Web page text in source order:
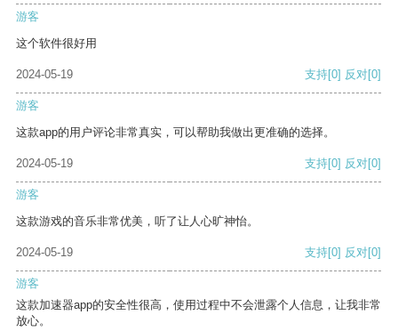
游客
这个软件很好用
2024-05-19 支持[0] 反对[0]
游客
这款app的用户评论非常真实，可以帮助我做出更准确的选择。
2024-05-19 支持[0] 反对[0]
游客
这款游戏的音乐非常优美，听了让人心旷神怡。
2024-05-19 支持[0] 反对[0]
游客
这款加速器app的安全性很高，使用过程中不会泄露个人信息，让我非常
放心。